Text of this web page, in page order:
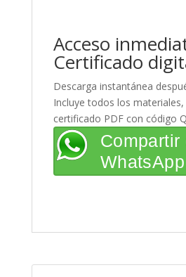
Acceso
Certificado
Descarga instantánea
Incluye todos los
certificado PDF con código
Compartir
WhatsApp